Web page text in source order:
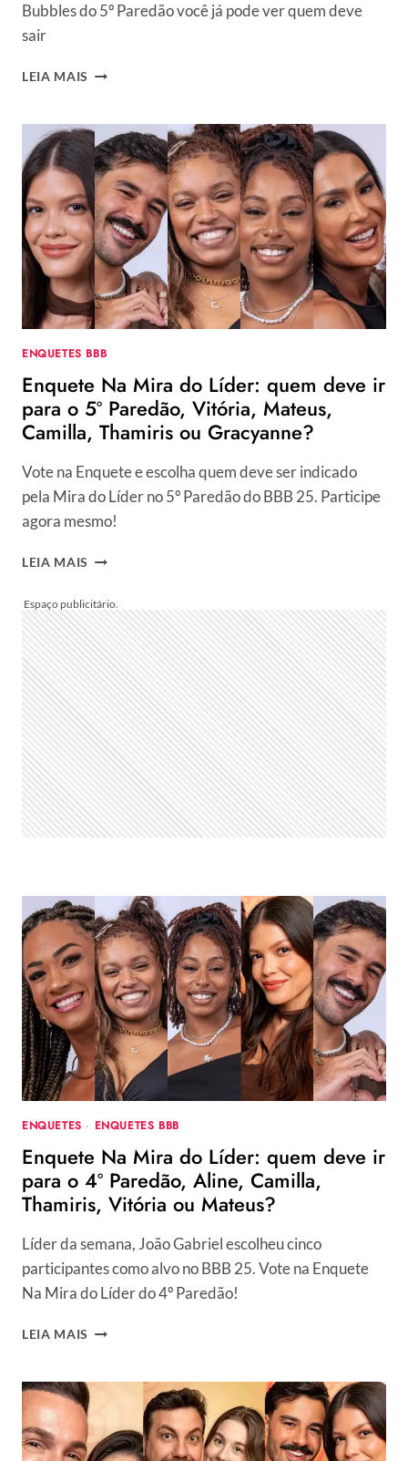
Bubbles do 5º Paredão você já pode ver quem deve
sair
LEIA MAIS ENQUETE
5º
PAREDÃO:
QUEM
SAI
ENTRE
ALINE,
GUILHERME
E
MATEUS?
VOTE!
ENQUETES BBB
Enquete Na Mira do Líder: quem deve ir
para o 5º Paredão, Vitória, Mateus,
Camilla, Thamiris ou Gracyanne?
Vote na Enquete e escolha quem deve ser indicado
pela Mira do Líder no 5º Paredão do BBB 25. Participe
agora mesmo!
LEIA MAIS ENQUETE
DO
LÍDER:
QUEM
DEVE
IR
PARA
O
5º
PAREDÃO,
VITÓRIA,
MATEUS,
CAMILLA,
ENQUETES · ENQUETES BBB
Enquete Na Mira do Líder: quem deve ir
para o 4º Paredão, Aline, Camilla,
Thamiris, Vitória ou Mateus?
Líder da semana, João Gabriel escolheu cinco
participantes como alvo no BBB 25. Vote na Enquete
Na Mira do Líder do 4º Paredão!
LEIA MAIS ENQUETE
DO
LÍDER:
QUEM
DEVE